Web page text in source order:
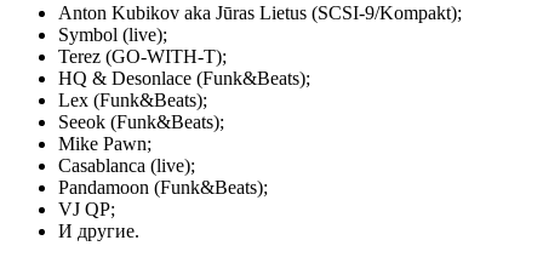
Anton Kubikov aka Jūras Lietus (SCSI-9/Kompakt);
Symbol (live);
Terez (GO-WITH-T);
HQ & Desonlace (Funk&Beats);
Lex (Funk&Beats);
Seeok (Funk&Beats);
Mike Pawn;
Casablanca (live);
Pandamoon (Funk&Beats);
VJ QP;
И другие.